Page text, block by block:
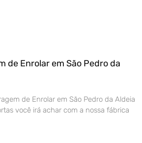
de Enrolar em São Pedro da
de Enrolar em São Pedro da Aldeia
você irá achar com a nossa fábrica